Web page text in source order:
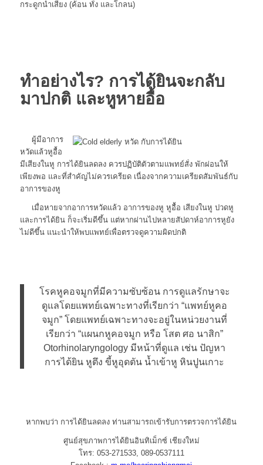
กระดูกนำเสียง (ค้อน ทั่ง และโกลน)
ทำอย่างไร? การได้ยินจะกลับ
มาปกติ และหูหายอื้อ
ผู้มีอาการ
หวัดแล้วหูอื้อ
มีเสียงในหู การได้ยินลดลง ควรปฏิบัติตัวตามแพทย์สั่ง พักผ่อนให้
เพียงพอ และที่สำคัญไม่ควรเครียด เนื่องจากความเครียดสัมพันธ์กับ
อาการของหู
เมื่อหายจากอาการหวัดแล้ว อาการของหู หูอื้อ เสียงในหู ปวดหู
และการได้ยิน ก็จะเริ่มดีขึ้น แต่หากผ่านไปหลายสัปดาห์อาการหูยัง
ไม่ดีขึ้น แนะนำให้พบแพทย์เพื่อตรวจดูความผิดปกติ
โรคหูคอจมูกที่มีความซับซ้อน การดูแลรักษาจะ
ดูแลโดยแพทย์เฉพาะทางที่เรียกว่า “แพทย์หูคอ
จมูก” โดยแพทย์เฉพาะทางจะอยู่ในหน่วยงานที่
เรียกว่า “แผนกหูคอจมูก หรือ โสต ศอ นาสิก”
Otorhinolaryngology มีหน้าที่ดูแล เช่น ปัญหา
การได้ยิน หูตึง ขี้หูอุดตัน น้ำเข้าหู หินปูนเกาะ
หากพบว่า การได้ยินลดลง ท่านสามารถเข้ารับการตรวจการได้ยิน
ศูนย์สุขภาพการได้ยินอินทิเม็กซ์ เชียงใหม่
โทร: 053-271533, 089-0537111